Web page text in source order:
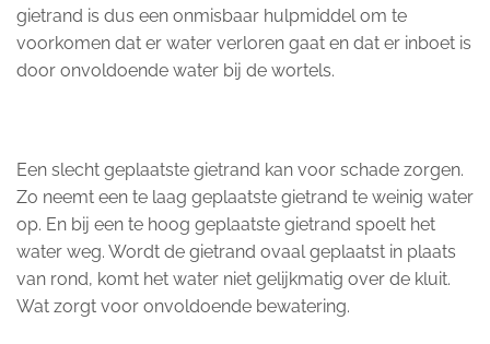
gietrand is dus een onmisbaar hulpmiddel om te
voorkomen dat er water verloren gaat en dat er inboet is
door onvoldoende water bij de wortels.
Een slecht geplaatste gietrand kan voor schade zorgen.
Zo neemt een te laag geplaatste gietrand te weinig water
op. En bij een te hoog geplaatste gietrand spoelt het
water weg. Wordt de gietrand ovaal geplaatst in plaats
van rond, komt het water niet gelijkmatig over de kluit.
Wat zorgt voor onvoldoende bewatering.